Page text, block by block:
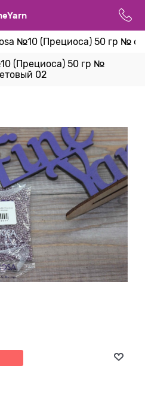
№10 (Прециоса) 50 гр №
(Прециоса) 50 гр №
02